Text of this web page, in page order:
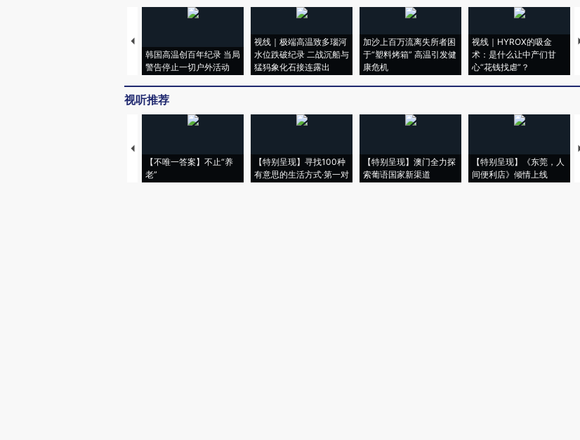
韩国高温创百年纪录 当局
警告停止一切户外活动
视线｜极端高温致多瑙河
水位跌破纪录 二战沉船与
猛犸象化石接连露出
加沙上百万流离失所者困
于“塑料烤箱” 高温引发健
康危机
视线｜HYROX的吸金
术：是什么让中产们甘
心“花钱找虐”？
视听推荐
【不唯一答案】不止“养
老”
【特别呈现】寻找100种
有意思的生活方式·第一对
【特别呈现】澳门全力探
索葡语国家新渠道
【特别呈现】《东莞，人
间便利店》倾情上线